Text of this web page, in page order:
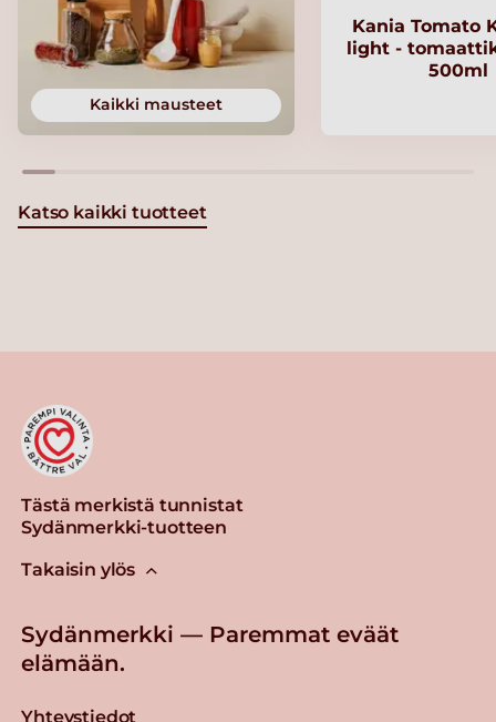
Kaikki mausteet
Kania Tomato
light -
500ml
Katso kaikki tuotteet
Tästä merkistä tunnistat
Sydänmerkki-tuotteen
Takaisin ylös
Sydänmerkki — Paremmat eväät
elämään.
Yhteystiedot